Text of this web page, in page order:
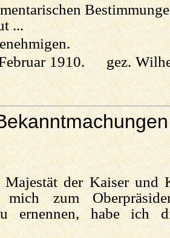
...
1910. gez.
Majestät der Kaiser und
mich zum
ernennen, habe ich